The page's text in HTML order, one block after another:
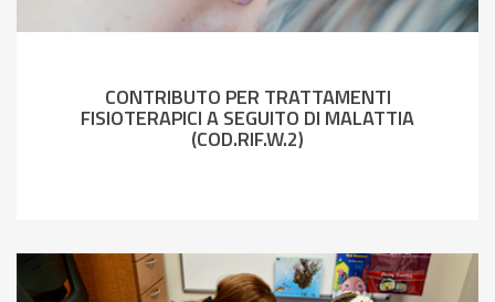
CONTRIBUTO PER TRATTAMENTI
FISIOTERAPICI A SEGUITO DI MALATTIA
(COD.RIF.W.2)